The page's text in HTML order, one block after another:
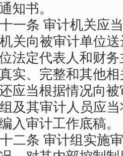
知书。
一条 审计机关应
关向被审计单位送
法定代表人和财
实、完整和其他
应当根据情况向
及其审计人员应当
入审计工作底稿。
二条 审计组实施